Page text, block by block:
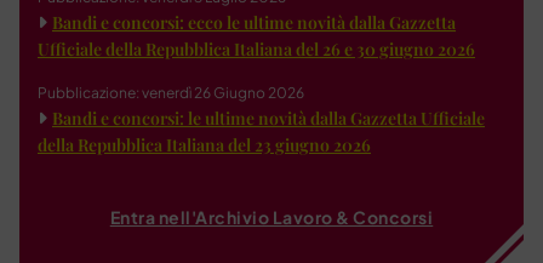
Bandi e concorsi: ecco le ultime novità dalla Gazzetta
Ufficiale della Repubblica Italiana del 26 e 30 giugno 2026
Pubblicazione: venerdì 26 Giugno 2026
Bandi e concorsi: le ultime novità dalla Gazzetta Ufficiale
della Repubblica Italiana del 23 giugno 2026
Entra nell'Archivio Lavoro & Concorsi